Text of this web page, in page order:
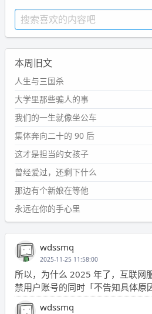
本周旧文
人生与三国杀
大学里那些骗人的事
我们的一生就像坐公车
集体奔向二十的 90 后
这才是担当的女孩子
曾经爱过，还剩下什么
那边有个新娘在等他
永远在你的手心里
wdssmq
2025-11-25 11:58:00
所以，为什么 2025 年了，互联网
禁用户账号的同时「不告知具体原
wdssmq